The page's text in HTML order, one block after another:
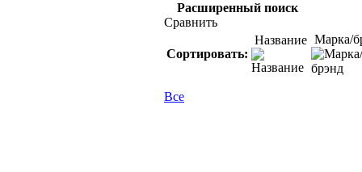
Расширенный поиск
Сравнить
Сортировать:
Название Марка/
Все